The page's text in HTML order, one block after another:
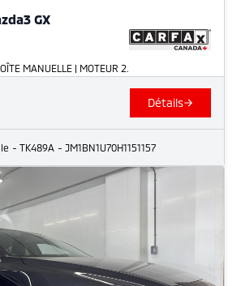
GX
MANUELLE | MOTEUR 2.
Détails
- TK489A - JM1BN1U70H1151157